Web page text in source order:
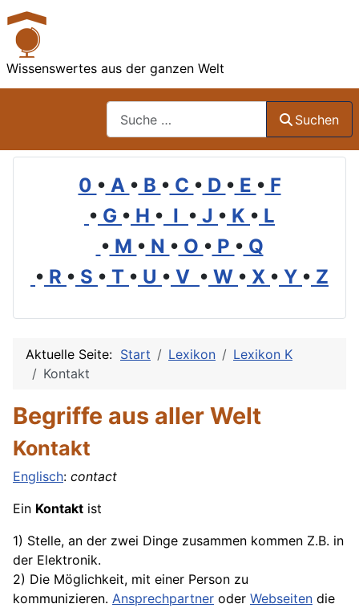
Wissenswertes aus der ganzen Welt
Suchen
0 • A • B • C • D • E • F
• G • H • I • J • K • L
• M • N • O • P • Q
• R • S • T • U • V • W • X • Y • Z
Aktuelle Seite: Start Lexikon
Lexikon K
Kontakt
Begriffe aus aller Welt
Kontakt
Englisch: contact
Ein Kontakt ist
1) Stelle, an der zwei Dinge zusammen kommen Z.B. in
der Elektronik.
2) Die Möglichkeit, mit einer Person zu
kommunizieren. Ansprechpartner oder Webseiten die